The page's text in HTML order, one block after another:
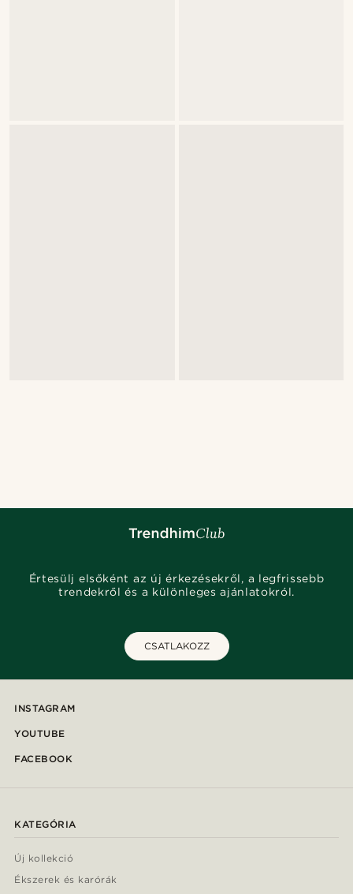
Értesülj elsőként az új érkezésekről, a legfrissebb
trendekről és a különleges ajánlatokról.
CSATLAKOZZ
INSTAGRAM
YOUTUBE
FACEBOOK
KATEGÓRIA
Új kollekció
Ékszerek és karórák